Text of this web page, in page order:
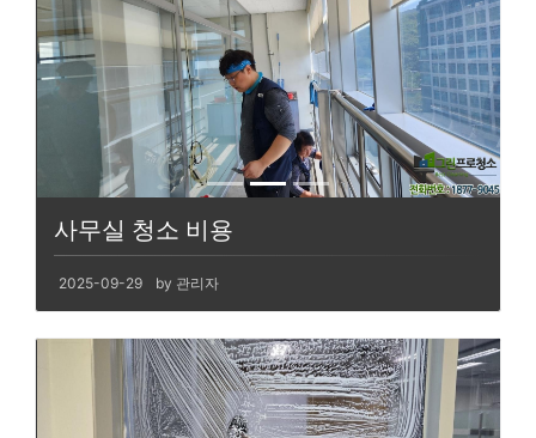
사무실 청소 비용
2025-09-29 by 관리자